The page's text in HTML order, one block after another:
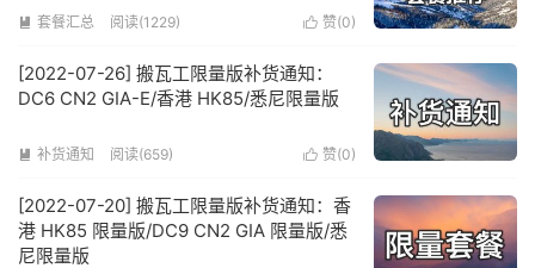
 套餐汇总 阅读(1229)  赞(0)
[2022-07-26] 搬瓦工限量版补货通知：
DC6 CN2 GIA-E/香港 HK85/悉尼限量版
 补货通知 阅读(659)  赞(0)
[2022-07-20] 搬瓦工限量版补货通知：香
港 HK85 限量版/DC9 CN2 GIA 限量版/悉
尼限量版